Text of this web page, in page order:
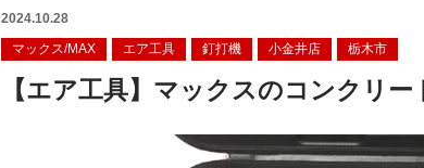
2024.10.28
マックス/MAX
エア工具 釘打機 小金井店 栃木市
【エア工具】マックスのコンクリ